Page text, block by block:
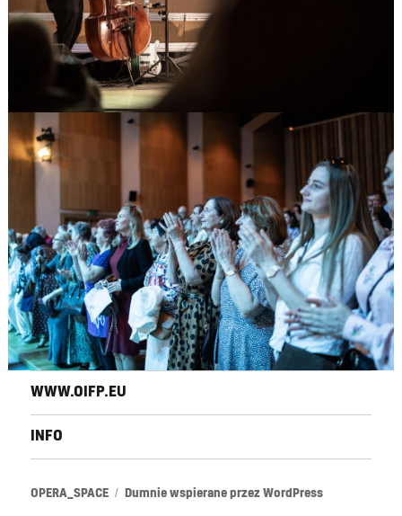
WWW.OIFP.EU
INFO
OPERA_SPACE Dumnie wspierane przez WordPress